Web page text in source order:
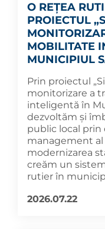
O REȚEA
PROIECTUL
MOBILITATE
MUNICIPIUL
Prin proiectul
monitorizare a
inteligentă în
dezvoltăm și
public local
management
modernizarea
creăm un
rutier în
2026.07.22